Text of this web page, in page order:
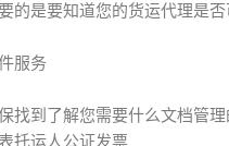
的是要知道您的货运代理是
服务
找到了解您需要什么文档管理
托运人公证发票